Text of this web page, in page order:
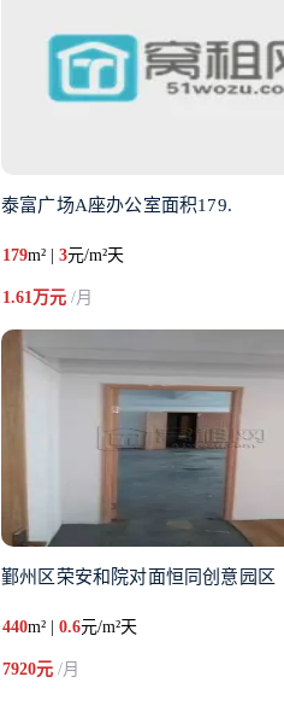
泰富广场A座办公室面积179.
179m² | 3元/m²天
1.61万元 /月
鄞州区荣安和院对面恒同创意园区
440m² | 0.6元/m²天
7920元 /月